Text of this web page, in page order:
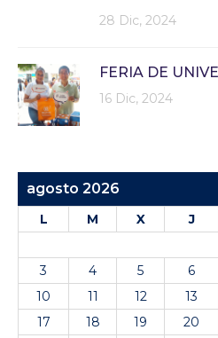
28 Dic, 2024
FERIA DE
16 Dic, 2024
agosto 2026
L M X J
3
4 5 6
10
11 12 13
17
18 19 20